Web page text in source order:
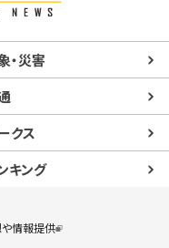
・災害
クス
キング
情報提供